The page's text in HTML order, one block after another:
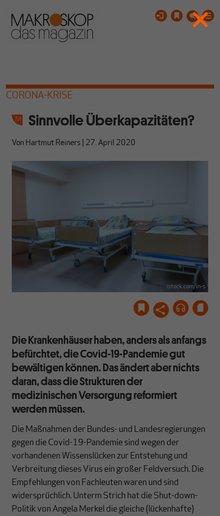
CORONA-KRISE
Sinnvolle Überkapazitäten?
Von Hartmut Reiners 27. April 2020
istock.com/iri-s
Die Krankenhäuser haben, anders als anfangs
befürchtet, die Covid-19-Pandemie gut
bewältigen können. Das ändert aber nichts
daran, dass die Strukturen der
medizinischen Versorgung reformiert
werden müssen.
Die Maßnahmen der Bundes- und Landesregierungen
gegen die Covid-19-Pandemie sind wegen der
vorhandenen Wissenslücken zur Entstehung und
Verbreitung dieses Virus ein großer Feldversuch. Die
Empfehlungen von Fachleuten waren und sind
widersprüchlich. Unterm Strich hat die Shut-down-
Politik von Angela Merkel die gleiche (lückenhafte)